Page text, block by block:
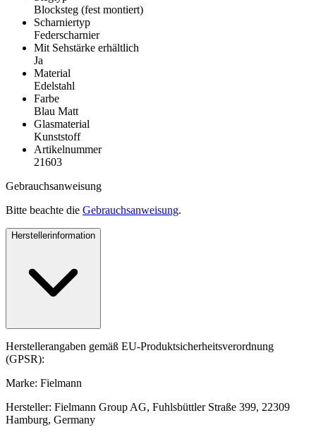
Blocksteg (fest montiert)
Scharniertyp
Federscharnier
Mit Sehstärke erhältlich
Ja
Material
Edelstahl
Farbe
Blau Matt
Glasmaterial
Kunststoff
Artikelnummer
21603
Gebrauchsanweisung
Bitte beachte die Gebrauchsanweisung.
Herstellerinformation
Herstellerangaben gemäß EU-Produktsicherheitsverordnung
(GPSR):
Marke: Fielmann
Hersteller: Fielmann Group AG, Fuhlsbüttler Straße 399, 22309
Hamburg, Germany